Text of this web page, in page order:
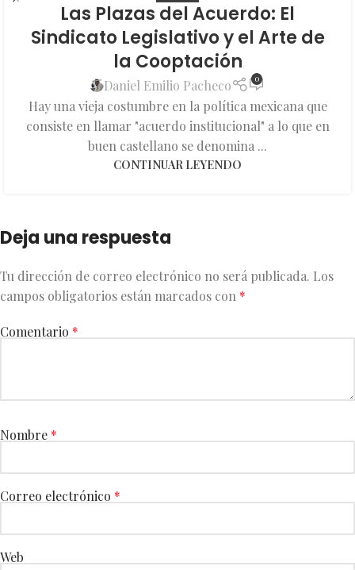
Las Plazas del Acuerdo: El
Sindicato Legislativo y el Arte de
la Cooptación
Daniel Emilio Pacheco 0
Hay una vieja costumbre en la política mexicana que
consiste en llamar "acuerdo institucional" a lo que en
buen castellano se denomina ...
CONTINUAR LEYENDO
Deja una respuesta
Tu dirección de correo electrónico no será publicada. Los
campos obligatorios están marcados con *
Comentario *
Nombre *
Correo electrónico *
Web